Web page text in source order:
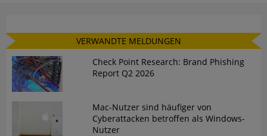
VERWANDTE MELDUNGEN
Check Point Research: Brand Phishing
Report Q2 2026
Mac-Nutzer sind häufiger von
Cyberattacken betroffen als Windows-
Nutzer